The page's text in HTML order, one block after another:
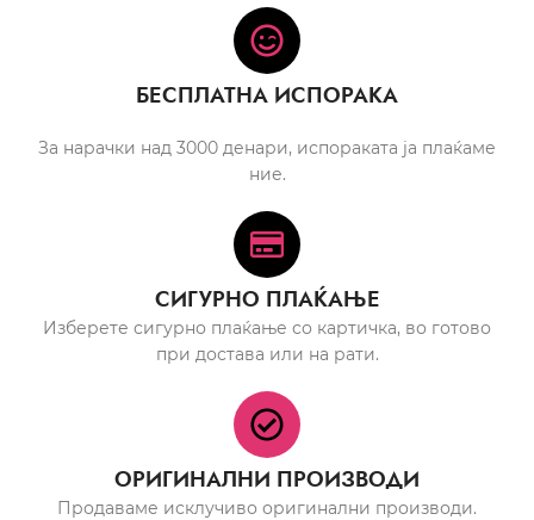
БЕСПЛАТНА ИСПОРАКА
За нарачки над 3000 денари, испораката ја плаќаме
ние.
СИГУРНО ПЛАЌАЊЕ
Изберете сигурно плаќање со картичка, во готово
при достава или на рати.
ОРИГИНАЛНИ ПРОИЗВОДИ
Продаваме исклучиво оригинални производи.